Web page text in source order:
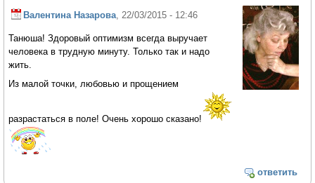
Валентина Назарова, 22/03/2015 - 12:46
Танюша! Здоровый оптимизм всегда выручает
человека в трудную минуту. Только так и надо
жить.
Из малой точки, любовью и прощением
разрастаться в поле! Очень хорошо сказано!
ответить